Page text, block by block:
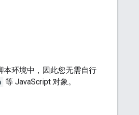
本环境中，因此您无需自行
等 JavaScript 对象。